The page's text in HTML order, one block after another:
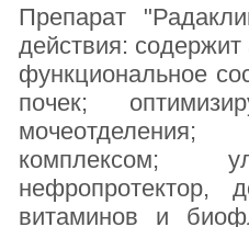
Препарат
действия:
функциональное
почек;
мочеотделения;
комплексом;
нефропротектор,
витаминов и